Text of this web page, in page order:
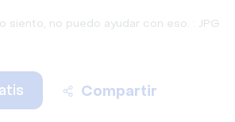
siento, no puedo ayudar con eso. : JPG
Compartir